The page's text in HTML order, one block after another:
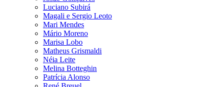
Luciano Subirá
Magali e Sergio Leoto
Mari Mendes
Mário Moreno
Marisa Lobo
Matheus Grismaldi
Néia Leite
Melina Botteghin
Patrícia Alonso